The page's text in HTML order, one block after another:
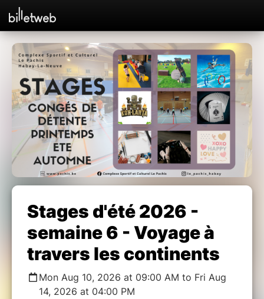
Stages d'été 2026 -
semaine 6 - Voyage à
travers les continents
Mon Aug 10, 2026 at 09:00 AM to Fri Aug
14, 2026 at 04:00 PM